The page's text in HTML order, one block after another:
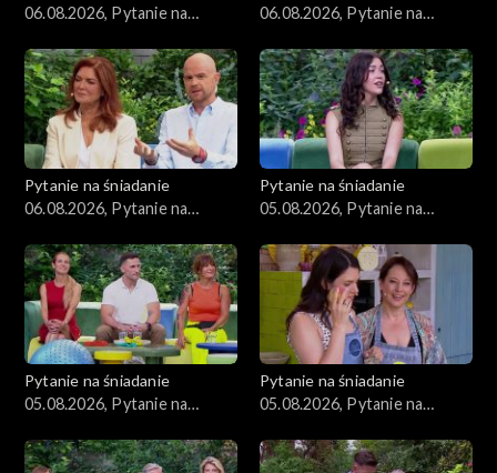
Uroda
Moda
Materiały
Odcinki
06.08.2026, Pytanie na
06.08.2026, Pytanie na
Pytanie na śniadanie
06.08.2026, Pytanie na
Pytanie na śniadanie
05.08.2026, Pytanie na
Pytanie na śniadanie
05.08.2026, Pytanie na
Pytanie na śniadanie
05.08.2026, Pytanie na